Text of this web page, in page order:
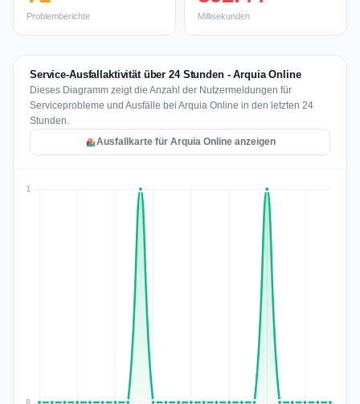
Problemberichte Millisekunden
Service-Ausfallaktivität über 24 Stunden - Arquia Online
Dieses Diagramm zeigt die Anzahl der Nutzermeldungen für
Serviceprobleme und Ausfälle bei Arquia Online in den letzten 24
Stunden.
Ausfallkarte für Arquia Online anzeigen